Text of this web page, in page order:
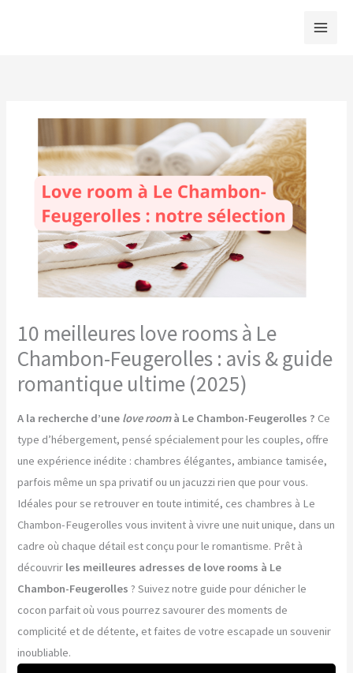
10 meilleures love rooms à Le
Chambon-Feugerolles : avis & guide
romantique ultime (2025)
A la recherche d’une love roomà Le Chambon-Feugerolles ? Ce
type d’hébergement, pensé spécialement pour les couples, offre
une expérience inédite : chambres élégantes, ambiance tamisée,
parfois même un spa privatif ou un jacuzzi rien que pour vous.
Idéales pour se retrouver en toute intimité, ces chambres à Le
Chambon-Feugerolles vous invitent à vivre une nuit unique, dans un
cadre où chaque détail est conçu pour le romantisme. Prêt à
découvrir les meilleures adresses de love rooms à Le
Chambon-Feugerolles ? Suivez notre guide pour dénicher le
cocon parfait où vous pourrez savourer des moments de
complicité et de détente, et faites de votre escapade un souvenir
inoubliable.